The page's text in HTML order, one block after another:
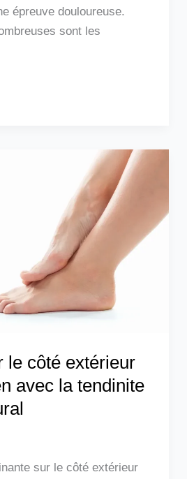
épreuve douloureuse.
sont les
le côté extérieur
avec la tendinite
sur le côté extérieur